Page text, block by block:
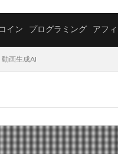
イン プログラミング アフ
動画生成AI